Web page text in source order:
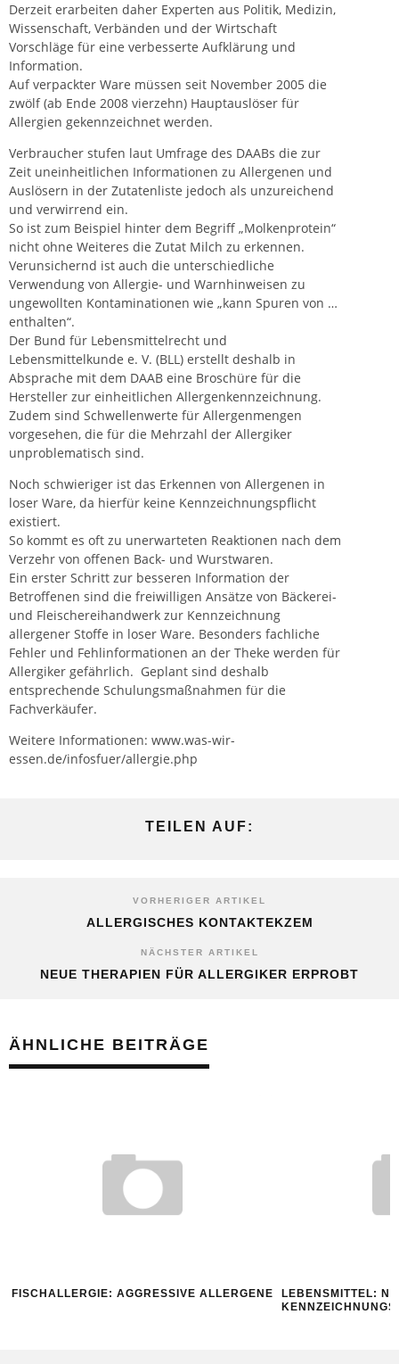
Derzeit erarbeiten daher Experten aus Politik, Medizin,
Wissenschaft, Verbänden und der Wirtschaft
Vorschläge für eine verbesserte Aufklärung und
Information.
Auf verpackter Ware müssen seit November 2005 die
zwölf (ab Ende 2008 vierzehn) Hauptauslöser für
Allergien gekennzeichnet werden.
Verbraucher stufen laut Umfrage des DAABs die zur
Zeit uneinheitlichen Informationen zu Allergenen und
Auslösern in der Zutatenliste jedoch als unzureichend
und verwirrend ein.
So ist zum Beispiel hinter dem Begriff „Molkenprotein“
nicht ohne Weiteres die Zutat Milch zu erkennen.
Verunsichernd ist auch die unterschiedliche
Verwendung von Allergie- und Warnhinweisen zu
ungewollten Kontaminationen wie „kann Spuren von …
enthalten“.
Der Bund für Lebensmittelrecht und
Lebensmittelkunde e. V. (BLL) erstellt deshalb in
Absprache mit dem DAAB eine Broschüre für die
Hersteller zur einheitlichen Allergenkennzeichnung.
Zudem sind Schwellenwerte für Allergenmengen
vorgesehen, die für die Mehrzahl der Allergiker
unproblematisch sind.
Noch schwieriger ist das Erkennen von Allergenen in
loser Ware, da hierfür keine Kennzeichnungspflicht
existiert.
So kommt es oft zu unerwarteten Reaktionen nach dem
Verzehr von offenen Back- und Wurstwaren.
Ein erster Schritt zur besseren Information der
Betroffenen sind die freiwilligen Ansätze von Bäckerei-
und Fleischereihandwerk zur Kennzeichnung
allergener Stoffe in loser Ware. Besonders fachliche
Fehler und Fehlinformationen an der Theke werden für
Allergiker gefährlich. Geplant sind deshalb
entsprechende Schulungsmaßnahmen für die
Fachverkäufer.
Weitere Informationen: www.was-wir-
essen.de/infosfuer/allergie.php
TEILEN AUF:
VORHERIGER ARTIKEL
ALLERGISCHES KONTAKTEKZEM
NÄCHSTER ARTIKEL
NEUE THERAPIEN FÜR ALLERGIKER ERPROBT
ÄHNLICHE BEITRÄGE
FISCHALLERGIE: AGGRESSIVE ALLERGENE
LEBENSMITTEL: